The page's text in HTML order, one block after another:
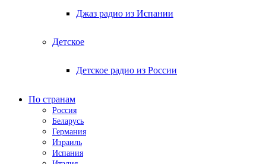
Джаз радио из Испании
Детское
Детское радио из России
По странам
Россия
Беларусь
Германия
Израиль
Испания